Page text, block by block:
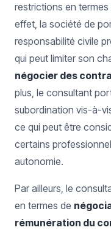
restrictions en termes
effet, la société de
responsabilité civile
qui peut limiter son
négocier des
plus, le consultant
subordination vis-à-
ce qui peut être
certains
autonomie.
Par ailleurs, le
en termes de
rémunération du